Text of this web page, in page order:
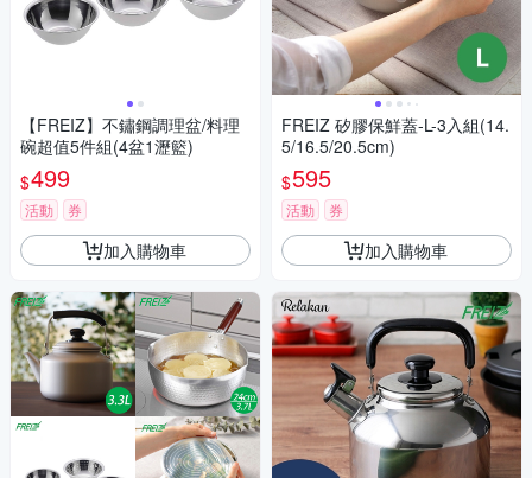
【FREIZ】不鏽鋼調理盆/料理
碗超值5件組(4盆1瀝籃)
$499
活動 券
加入購物車
FREIZ 矽膠保鮮蓋-L-3入組(14.
5/16.5/20.5cm)
$595
活動 券
加入購物車